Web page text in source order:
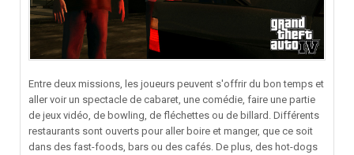
Entre deux missions, les joueurs peuvent s'offrir du bon temps et
aller voir un spectacle de cabaret, une comédie, faire une partie
de jeux vidéo, de bowling, de fléchettes ou de billard. Différents
restaurants sont ouverts pour aller boire et manger, que ce soit
dans des fast-foods, bars ou des cafés. De plus, des hot-dogs